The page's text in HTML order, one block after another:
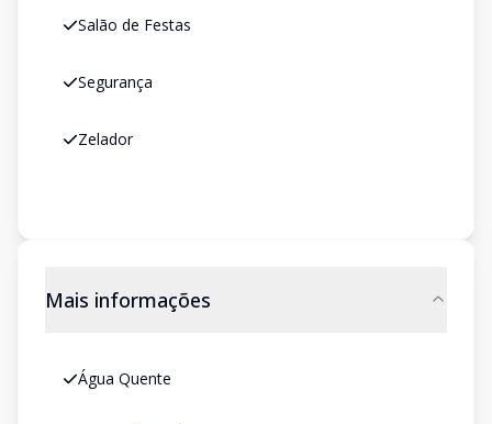
Salão de Festas
Segurança
Zelador
Mais informações
Água Quente